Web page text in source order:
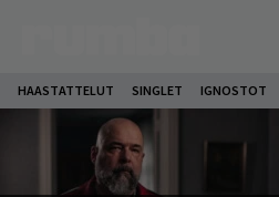
HAASTATTELUT SINGLET IGNOSTOT